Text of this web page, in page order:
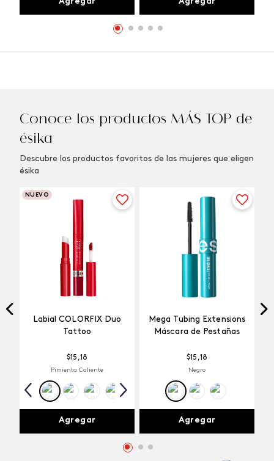
Conoce los productos MÁS TOP de
ésika
Descubre los productos favoritos de las mujeres que eligen
ésika
NUEVO
Labial COLORFIX Duo
Tattoo
$15 ,18
Pimienta Caliente
Agregar
Mega Tubing Extensions
Máscara de Pestañas
$15 ,18
Negro
Agregar